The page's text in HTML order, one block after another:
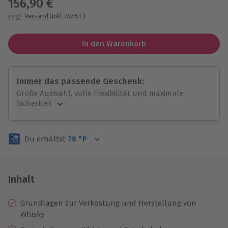
156,90 €
zzgl. Versand (inkl. MwSt.)
In den Warenkorb
Immer das passende Geschenk:
Große Auswahl, volle Flexibilität und maximale
Sicherheit
Volle Flexibilität
3 Jahre gültig & verlängerbar.
Du erhältst 78 °P
Inhalt
Grundlagen zur Verkostung und Herstellung von
Whisky